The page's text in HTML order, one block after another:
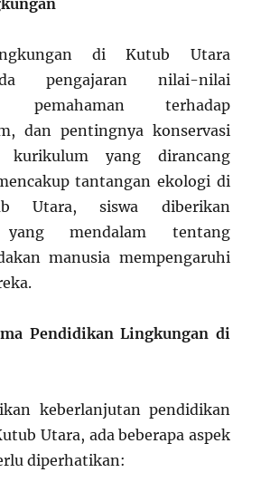
di Kutub Utara
pengajaran nilai-nilai
pemahaman terhadap
dan pentingnya konservasi
kurikulum yang dirancang
tantangan ekologi di
Utara, siswa diberikan
yang mendalam tentang
manusia mempengaruhi
Pendidikan Lingkungan di
keberlanjutan pendidikan
Utara, ada beberapa aspek
diperhatikan: